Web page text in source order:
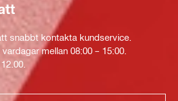
snabbt kontakta kundservice.
mellan 08:00 – 15:00.